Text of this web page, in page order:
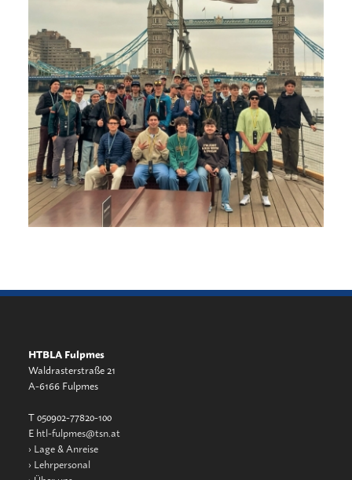
HTBLA Fulpmes
Waldrasterstraße 21
A-6166 Fulpmes
T 050902-77820-100
Ehtl-fulpmes@tsn.at
› Lage & Anreise
› Lehrpersonal